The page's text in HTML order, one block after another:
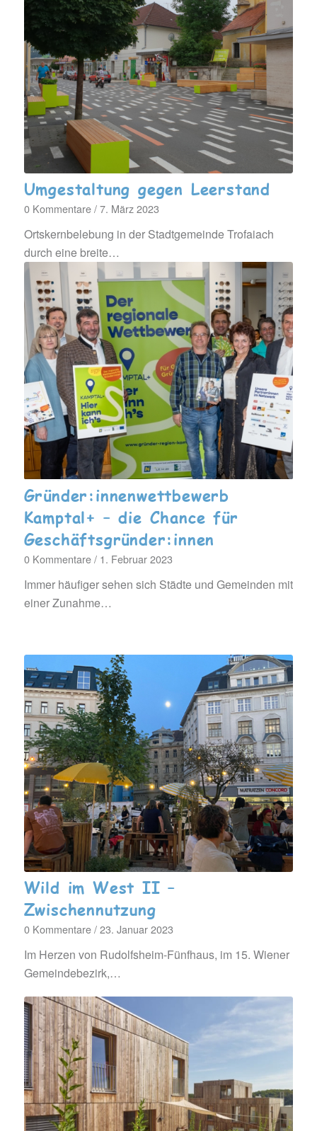
Umgestaltung gegen Leerstand
0 Kommentare / 7. März 2023
Ortskernbelebung in der Stadtgemeinde Trofaiach
durch eine breite…
Gründer:innenwettbewerb
Kamptal+ – die Chance für
Geschäftsgründer:innen
0 Kommentare / 1. Februar 2023
Immer häufiger sehen sich Städte und Gemeinden mit
einer Zunahme…
Wild im West II –
Zwischennutzung
0 Kommentare / 23. Januar 2023
Im Herzen von Rudolfsheim-Fünfhaus, im 15. Wiener
Gemeindebezirk,…